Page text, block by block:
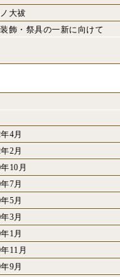
大祓
飾・祭具の一新に向けて
4月
2月
10月
7月
5月
3月
1月
11月
9月